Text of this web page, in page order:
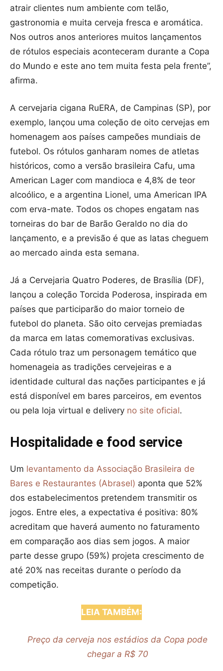
atrair clientes num ambiente com telão,
gastronomia e muita cerveja fresca e aromática.
Nos outros anos anteriores muitos lançamentos
de rótulos especiais aconteceram durante a Copa
do Mundo e este ano tem muita festa pela frente”,
afirma.
A cervejaria cigana RuERA, de Campinas (SP), por
exemplo, lançou uma coleção de oito cervejas em
homenagem aos países campeões mundiais de
futebol. Os rótulos ganharam nomes de atletas
históricos, como a versão brasileira Cafu, uma
American Lager com mandioca e 4,8% de teor
alcoólico, e a argentina Lionel, uma American IPA
com erva-mate. Todos os chopes engatam nas
torneiras do bar de Barão Geraldo no dia do
lançamento, e a previsão é que as latas cheguem
ao mercado ainda esta semana.
Já a Cervejaria Quatro Poderes, de Brasília (DF),
lançou a coleção Torcida Poderosa, inspirada em
países que participarão do maior torneio de
futebol do planeta. São oito cervejas premiadas
da marca em latas comemorativas exclusivas.
Cada rótulo traz um personagem temático que
homenageia as tradições cervejeiras e a
identidade cultural das nações participantes e já
está disponível em bares parceiros, em eventos
ou pela loja virtual e delivery no site oficial.
Hospitalidade e food service
Um levantamento da Associação Brasileira de
Bares e Restaurantes (Abrasel) aponta que 52%
dos estabelecimentos pretendem transmitir os
jogos. Entre eles, a expectativa é positiva: 80%
acreditam que haverá aumento no faturamento
em comparação aos dias sem jogos. A maior
parte desse grupo (59%) projeta crescimento de
até 20% nas receitas durante o período da
competição.
LEIA TAMBÉM:
Preço da cerveja nos estádios da Copa pode
chegar a R$ 70